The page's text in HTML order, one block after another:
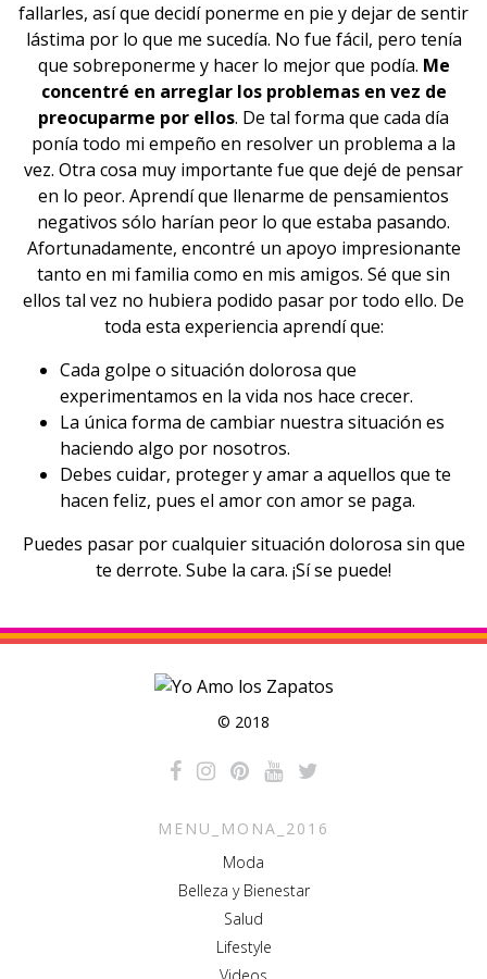
fallarles, así que decidí ponerme en pie y dejar de sentir
lástima por lo que me sucedía. No fue fácil, pero tenía
que sobreponerme y hacer lo mejor que podía. Me
concentré en arreglar los problemas en vez de
preocuparme por ellos. De tal forma que cada día
ponía todo mi empeño en resolver un problema a la
vez. Otra cosa muy importante fue que dejé de pensar
en lo peor. Aprendí que llenarme de pensamientos
negativos sólo harían peor lo que estaba pasando.
Afortunadamente, encontré un apoyo impresionante
tanto en mi familia como en mis amigos. Sé que sin
ellos tal vez no hubiera podido pasar por todo ello. De
toda esta experiencia aprendí que:
Cada golpe o situación dolorosa que
experimentamos en la vida nos hace crecer.
La única forma de cambiar nuestra situación es
haciendo algo por nosotros.
Debes cuidar, proteger y amar a aquellos que te
hacen feliz, pues el amor con amor se paga.
Puedes pasar por cualquier situación dolorosa sin que
te derrote. Sube la cara. ¡Sí se puede!
© 2018
MENU_MONA_2016
Moda
Belleza y Bienestar
Salud
Lifestyle